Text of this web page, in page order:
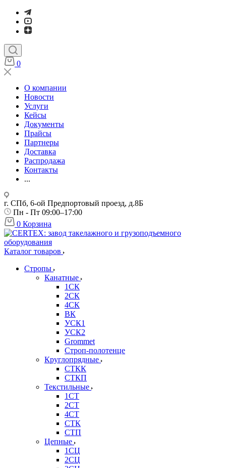
0
О компании
Новости
Услуги
Кейсы
Документы
Прайсы
Партнеры
Доставка
Распродажа
Контакты
...
г. СПб, 6-ой Предпортовый проезд, д.8Б
Пн - Пт 09:00–17:00
0 Корзина
Каталог товаров
Стропы
Канатные
1СК
2СК
4СК
ВК
УСК1
УСК2
Grommet
Строп-полотенце
Круглопрядные
СТКК
СТКП
Текстильные
1СТ
2СТ
4СТ
СТК
СТП
Цепные
1СЦ
2СЦ